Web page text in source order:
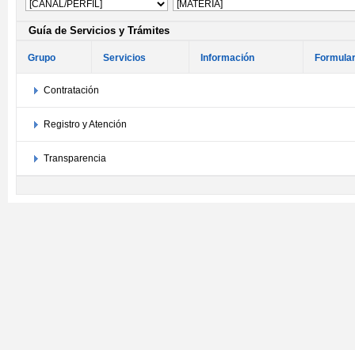
Guía de Servicios y Trámites
Grupo Servicios Información
Contratación
Registro y Atención
Transparencia